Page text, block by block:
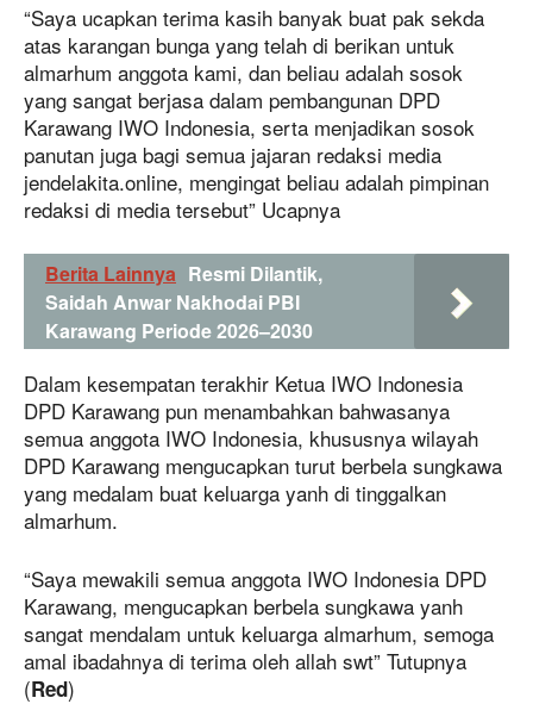
“Saya ucapkan terima kasih banyak buat pak sekda
atas karangan bunga yang telah di berikan untuk
almarhum anggota kami, dan beliau adalah sosok
yang sangat berjasa dalam pembangunan DPD
Karawang IWO Indonesia, serta menjadikan sosok
panutan juga bagi semua jajaran redaksi media
jendelakita.online, mengingat beliau adalah pimpinan
redaksi di media tersebut” Ucapnya
Berita Lainnya Resmi Dilantik,
Saidah Anwar Nakhodai PBI
Karawang Periode 2026–2030
Dalam kesempatan terakhir Ketua IWO Indonesia
DPD Karawang pun menambahkan bahwasanya
semua anggota IWO Indonesia, khususnya wilayah
DPD Karawang mengucapkan turut berbela sungkawa
yang medalam buat keluarga yanh di tinggalkan
almarhum.
“Saya mewakili semua anggota IWO Indonesia DPD
Karawang, mengucapkan berbela sungkawa yanh
sangat mendalam untuk keluarga almarhum, semoga
amal ibadahnya di terima oleh allah swt” Tutupnya
(Red)